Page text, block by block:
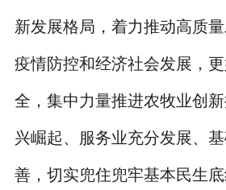
新发展格局，着力推动高质
疫情防控和经济社会发展，
全，集中力量推进农牧业创
兴崛起、服务业充分发展、
善，切实兜住兜牢基本民生